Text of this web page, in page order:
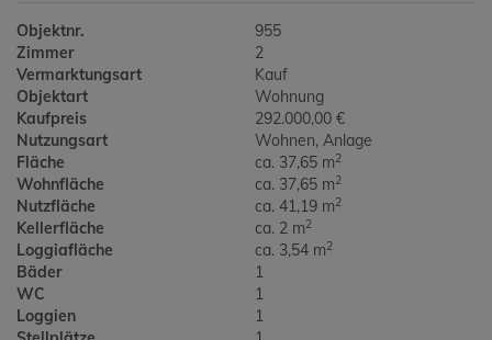
Objektnr.
955
Zimmer
2
Vermarktungsart
Kauf
Objektart
Wohnung
Kaufpreis
292.000,00 €
Nutzungsart
Wohnen Anlage
Fläche
ca. 37,65 m2
Wohnfläche ca. 37,65 m2
Nutzfläche ca. 41,19 m2
Kellerfläche ca. 2 m2
Loggiafläche ca. 3,54 m2
Bäder
1
WC
1
Loggien
1